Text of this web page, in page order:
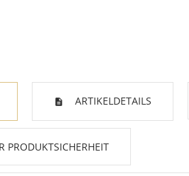
ARTIKELDETAILS
PRODUKTSICHERHEIT